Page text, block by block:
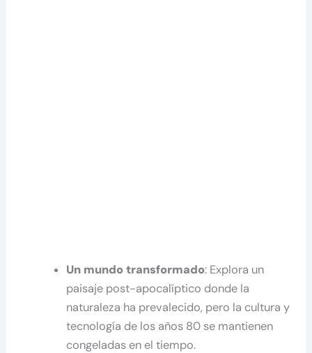
Un mundo transformado: Explora un
paisaje post-apocalíptico donde la
naturaleza ha prevalecido, pero la cultura y
tecnología de los años 80 se mantienen
congeladas en el tiempo.